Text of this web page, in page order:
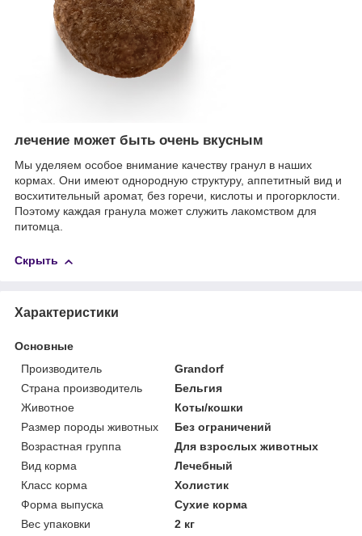
лечение может быть очень вкусным
Мы уделяем особое внимание качеству гранул в наших
кормах. Они имеют однородную структуру, аппетитный вид и
восхитительный аромат, без горечи, кислоты и прогорклости.
Поэтому каждая гранула может служить лакомством для
питомца.
Скрыть
Характеристики
Основные
Производитель
Grandorf
Страна производитель
Бельгия
Животное
Коты/кошки
Размер породы животных
Без ограничений
Возрастная группа
Для взрослых животных
Вид корма
Лечебный
Класс корма
Холистик
Форма выпуска
Сухие корма
Вес упаковки
2 кг